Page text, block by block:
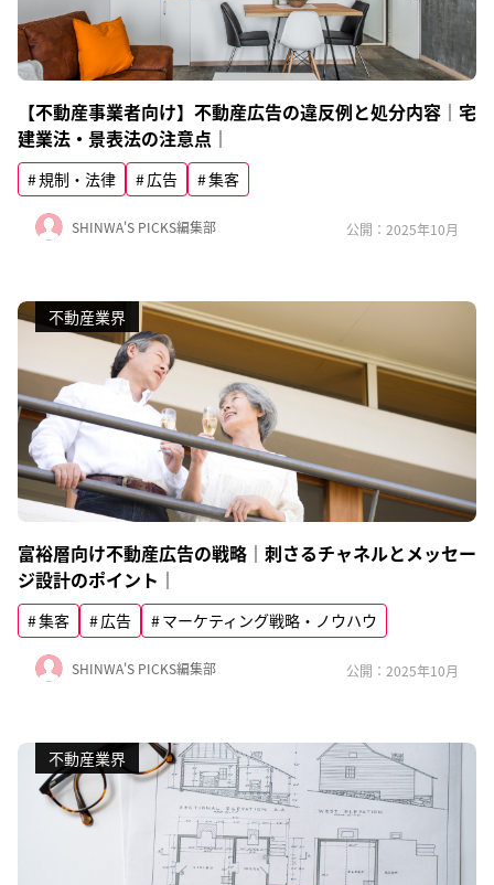
【不動産事業者向け】不動産広告の違反例と処分内容｜宅
建業法・景表法の注意点｜
規制・法律 広告 集客
SHINWA'S PICKS編集部 公開：2025年10月
不動産業界
富裕層向け不動産広告の戦略｜刺さるチャネルとメッセー
ジ設計のポイント｜
集客 広告 マーケティング戦略・ノウハウ
SHINWA'S PICKS編集部 公開：2025年10月
不動産業界